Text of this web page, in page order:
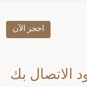
احجز الآن
الاتصال بك